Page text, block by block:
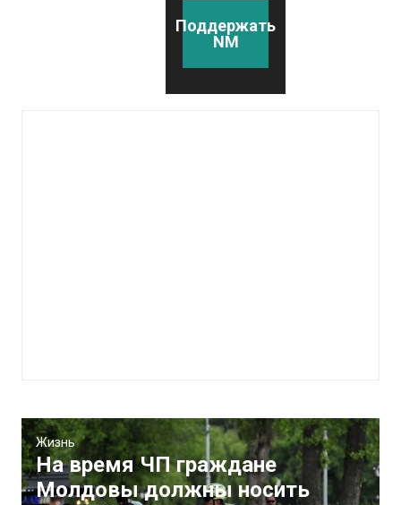
Поддержать
NM
Жизнь
На время ЧП граждане
Молдовы должны носить